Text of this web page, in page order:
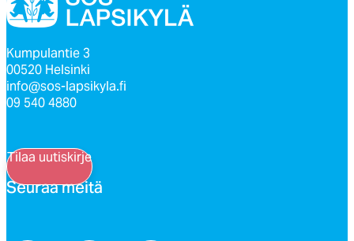
Kumpulantie 3
00520 Helsinki
info@sos-lapsikyla.fi
09 540 4880
Tilaa uutiskirje
Seu­raa mei­tä